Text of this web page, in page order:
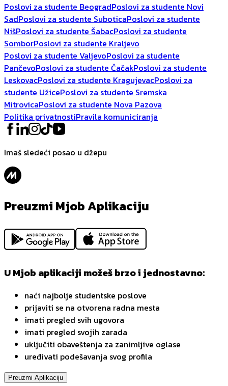
Poslovi za studente BeogradPoslovi za studente Novi
SadPoslovi za studente SuboticaPoslovi za studente
NišPoslovi za studente ŠabacPoslovi za studente
SomborPoslovi za studente Kraljevo
Poslovi za studente ValjevoPoslovi za studente
PančevoPoslovi za studente ČačakPoslovi za studente
LeskovacPoslovi za studente KragujevacPoslovi za
studente UžicePoslovi za studente Sremska
MitrovicaPoslovi za studente Nova Pazova
Politika privatnostiPravila komuniciranja
Imaš sledeći posao u džepu
Preuzmi Mjob Aplikaciju
U Mjob aplikaciji možeš brzo i jednostavno:
naći najbolje studentske poslove
prijaviti se na otvorena radna mesta
imati pregled svih ugovora
imati pregled svojih zarada
uključiti obaveštenja za zanimljive oglase
uređivati podešavanja svog profila
Preuzmi Aplikaciju